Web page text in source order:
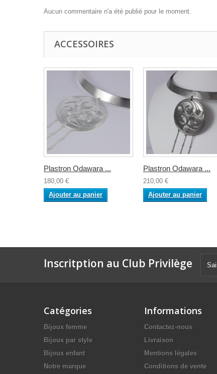
Aucun commentaire n'a été publié pour le moment.
ACCESSOIRES
Plastron Odawara ...
180,00 €
Ajouter au panier
Plastron Odawara ...
210,00 €
Ajouter au panier
Inscritption au Club Privilège
Catégories
Bijoux femme
Bijoux par style
Bijoux enfant
Notre marque
Informations
Contactez-nous
Livraison
Mentions légales
Conditions de vente